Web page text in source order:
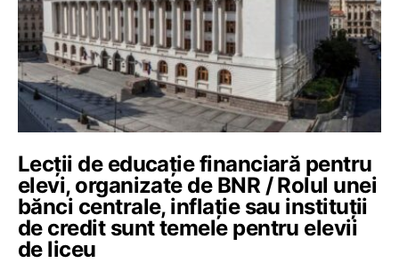
Lecții de educație financiară pentru
elevi, organizate de BNR / Rolul unei
bănci centrale, inflație sau instituții
de credit sunt temele pentru elevii
de liceu